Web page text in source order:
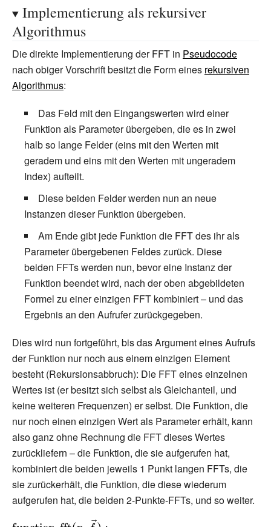
Implementierung als rekursiver
Algorithmus
Die direkte Implementierung der FFT in Pseudocode
nach obiger Vorschrift besitzt die Form eines rekursiven
Algorithmus:
Das Feld mit den Eingangswerten wird einer
Funktion als Parameter übergeben, die es in zwei
halb so lange Felder (eins mit den Werten mit
geradem und eins mit den Werten mit ungeradem
Index) aufteilt.
Diese beiden Felder werden nun an neue
Instanzen dieser Funktion übergeben.
Am Ende gibt jede Funktion die FFT des ihr als
Parameter übergebenen Feldes zurück. Diese
beiden FFTs werden nun, bevor eine Instanz der
Funktion beendet wird, nach der oben abgebildeten
Formel zu einer einzigen FFT kombiniert – und das
Ergebnis an den Aufrufer zurückgegeben.
Dies wird nun fortgeführt, bis das Argument eines Aufrufs
der Funktion nur noch aus einem einzigen Element
besteht (Rekursionsabbruch): Die FFT eines einzelnen
Wertes ist (er besitzt sich selbst als Gleichanteil, und
keine weiteren Frequenzen) er selbst. Die Funktion, die
nur noch einen einzigen Wert als Parameter erhält, kann
also ganz ohne Rechnung die FFT dieses Wertes
zurückliefern – die Funktion, die sie aufgerufen hat,
kombiniert die beiden jeweils 1 Punkt langen FFTs, die
sie zurückerhält, die Funktion, die diese wiederum
aufgerufen hat, die beiden 2-Punkte-FFTs, und so weiter.